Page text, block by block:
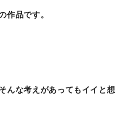
作品です。
んな考えがあってもイイと想